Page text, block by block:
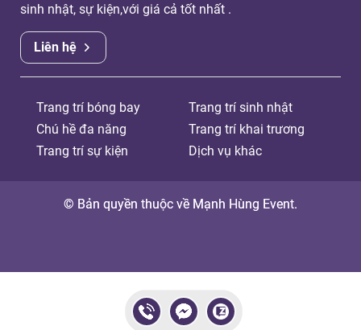
sinh nhật, sự kiện,với giá cả tốt nhất .
Liên hệ
Trang trí bóng bay
Trang trí sinh nhật
Chú hề đa năng
Trang trí khai trương
Trang trí sự kiện
Dịch vụ khác
© Bản quyền thuộc về Mạnh Hùng Event.